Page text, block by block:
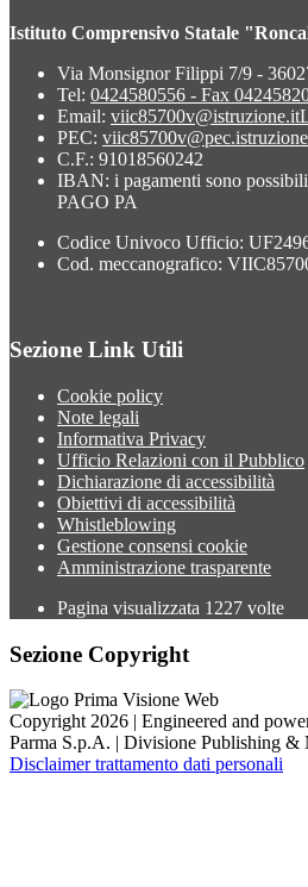
Istituto Comprensivo Statale
Via Monsignor Filippi 7/9 -
Tel: 0424580556 - Fax
Email: viic85700v@istruzione.it
PEC:
C.F.: 91018560242
IBAN: i pagamenti sono
PAGO PA
Codice Univoco Ufficio:
Cod. meccanografico:
Sezione Link Utili
Cookie policy
Note legali
Informativa Privacy
Ufficio Relazioni con il Pubblico
Dichiarazione di accessibilità
Obiettivi di accessibilità
Whistleblowing
Gestione consensi cookie
Amministrazione trasparente
Pagina visualizzata 1227 volte
Sezione Copyright
Copyright 2026 | Engineered and
Parma S.p.A. | Divisione Publishing &
Disclaimer trattamento dati personali